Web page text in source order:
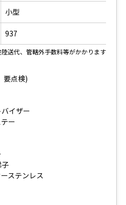
小型
937
送代、管轄外手数料等がかかります
要点検)
イザー
ー
ステンレス